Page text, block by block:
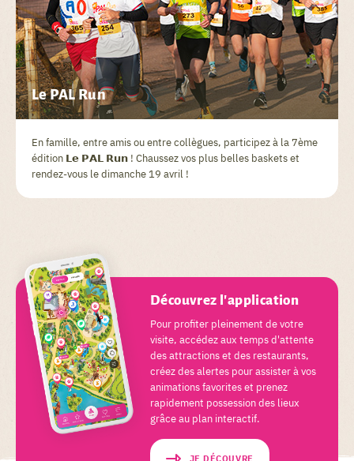
Le PAL Run
En famille, entre amis ou entre collègues, participez à la 7ème
édition 𝗟𝗲 𝗣𝗔𝗟 𝗥𝘂𝗻 ! Chaussez vos plus belles baskets et
rendez-vous le dimanche 19 avril !
Découvrez l'application
Pour profiter pleinement de votre
visite, accédez aux temps d'attente
des attractions et des restaurants,
créez des alertes pour assister à vos
animations favorites et prenez
rapidement possession des lieux
grâce au plan interactif.
JE DÉCOUVRE